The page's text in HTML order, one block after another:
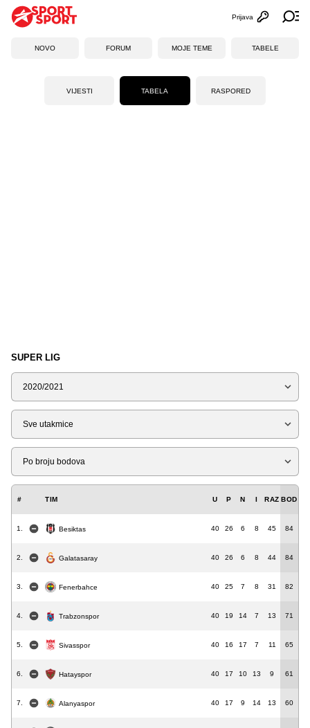
Otvori
Prijava
NOVO FORUM MOJE TEME TABELE
VIJESTI TABELA RASPORED
SUPER LIG
Sezona
Tip
Liga
# TIM U P N I RAZ BOD
1. Besiktas 40 26 6 8 45 84
2. Galatasaray 40 26 6 8 44 84
3. Fenerbahce 40 25 7 8 31 82
4. Trabzonspor 40 19 14 7 13 71
5. Sivasspor 40 16 17 7 11 65
6. Hatayspor 40 17 10 13 9 61
7. Alanyaspor 40 17 9 14 13 60